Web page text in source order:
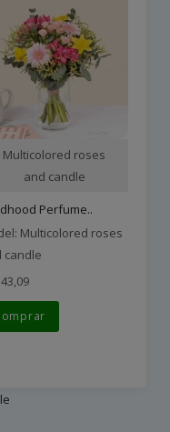
Multicolored roses
and candle
Perfume..
Multicolored roses
candle